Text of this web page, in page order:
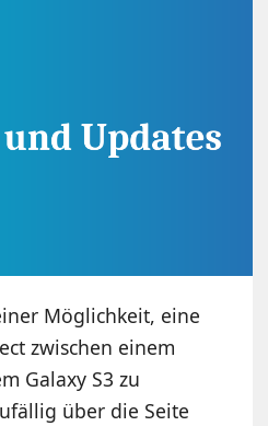
Möglichkeit, eine
zwischen einem
Galaxy S3 zu
über die Seite